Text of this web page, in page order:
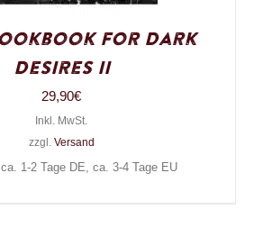
for Dark
Desires II
29,90€
Inkl. MwSt.
zzgl. Versand
1-2 Tage DE, ca. 3-4 Tage EU